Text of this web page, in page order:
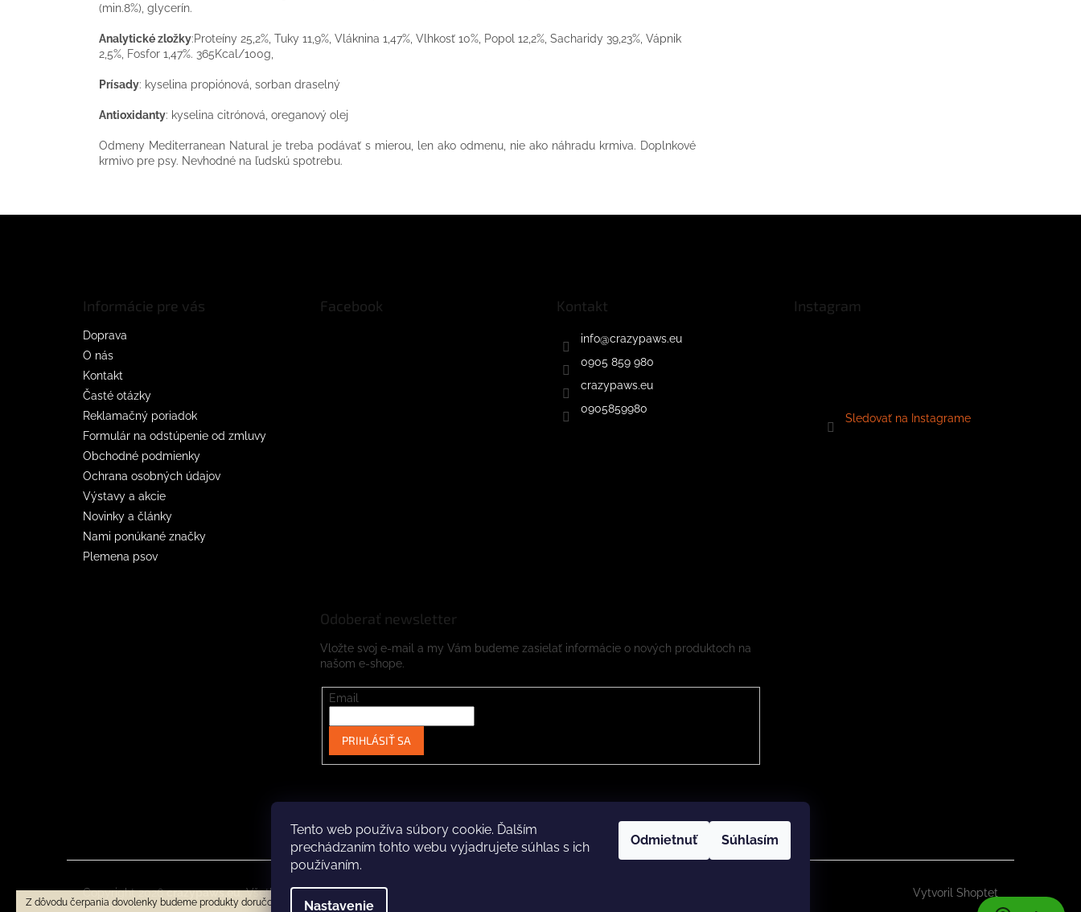
Tento web používa súbory cookie. Ďalším
prechádzaním tohto webu vyjadrujete súhlas s ich
používaním.
Nastavenie
Odmietnuť Súhlasím
Z dôvodu čerpania dovolenky budeme produkty doručovať až po 3.8.2026. Za
(min.8%), glycerín.
Analytické zložky:Proteíny 25,2%, Tuky 11,9%, Vláknina 1,47%, Vlhkosť 10%, Popol 12,2%, Sacharidy 39,23%, Vápnik
2,5%, Fosfor 1,47%. 365Kcal/100g,
Prísady: kyselina propiónová, sorban draselný
Antioxidanty: kyselina citrónová, oreganový olej
Odmeny Mediterranean Natural je treba podávať s mierou, len ako odmenu, nie ako náhradu krmiva. Doplnkové
krmivo pre psy. Nevhodné na ľudskú spotrebu.
Informácie pre vás
Doprava
O nás
Kontakt
Časté otázky
Reklamačný poriadok
Formulár na odstúpenie od zmluvy
Obchodné podmienky
Ochrana osobných údajov
Výstavy a akcie
Novinky a články
Nami ponúkané značky
Plemena psov
Facebook Kontakt
info@crazypaws.eu
0905 859 980
crazypaws.eu
0905859980
Instagram
Sledovať na Instagrame
Odoberať newsletter
Vložte svoj e-mail a my Vám budeme zasielať informácie o nových produktoch na
našom e-shope.
Email
PRIHLÁSIŤ SA
Instagram
Vytvoril Shoptet
Copyright 2026crazypaws.eu. Všetky práva vyhradené.Upraviť nastavenie cookies